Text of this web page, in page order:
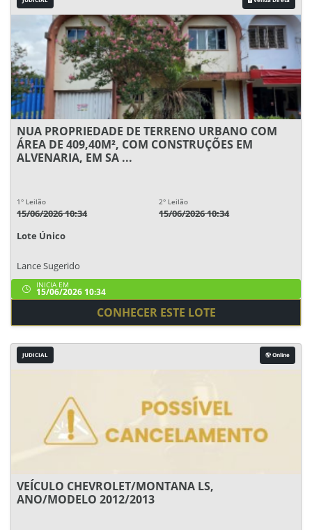
NUA PROPRIEDADE DE TERRENO URBANO COM
ÁREA DE 409,40M², COM CONSTRUÇÕES EM
ALVENARIA, EM SA ...
1° Leilão
15/06/2026 10:34
2° Leilão
15/06/2026 10:34
Lote Único
Lance Sugerido
INICIA EM
15/06/2026 10:34
CONHECER ESTE LOTE
JUDICIAL Online
VEÍCULO CHEVROLET/MONTANA LS,
ANO/MODELO 2012/2013